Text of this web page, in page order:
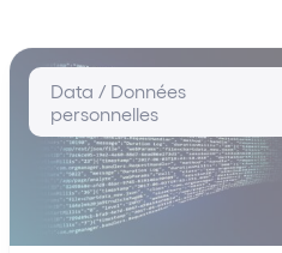
Data / Données
personnelles